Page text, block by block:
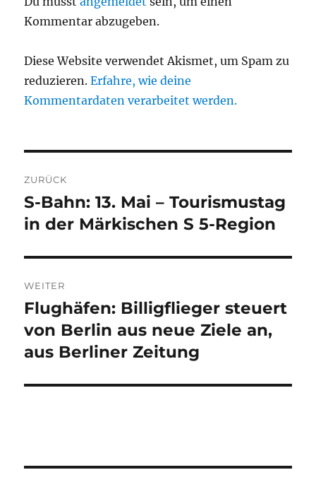
Kommentar abzugeben.
Diese Website verwendet Akismet, um Spam zu
reduzieren.Erfahre, wie deine
Kommentardaten verarbeitet werden.
ZURÜCK
Vorheriger
Beitrag:
S-Bahn: 13. Mai – Tourismustag
in der Märkischen S 5-Region
WEITER
Nächster
Beitrag:
Flughäfen: Billigflieger steuert
von Berlin aus neue Ziele an,
aus Berliner Zeitung